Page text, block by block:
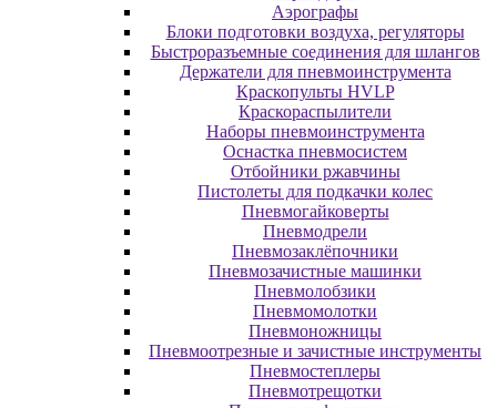
Аэрографы
Блоки подготовки воздуха, регуляторы
Быстроразъемные соединения для шлангов
Держатели для пневмоинструмента
Краскопульты HVLP
Краскораспылители
Наборы пневмоинструмента
Оснастка пневмосистем
Отбойники ржавчины
Пистолеты для подкачки колес
Пневмогайковерты
Пневмодрели
Пневмозаклёпочники
Пневмозачистные машинки
Пневмолобзики
Пневмомолотки
Пневмоножницы
Пневмоотрезные и зачистные инструменты
Пневмостеплеры
Пневмотрещотки